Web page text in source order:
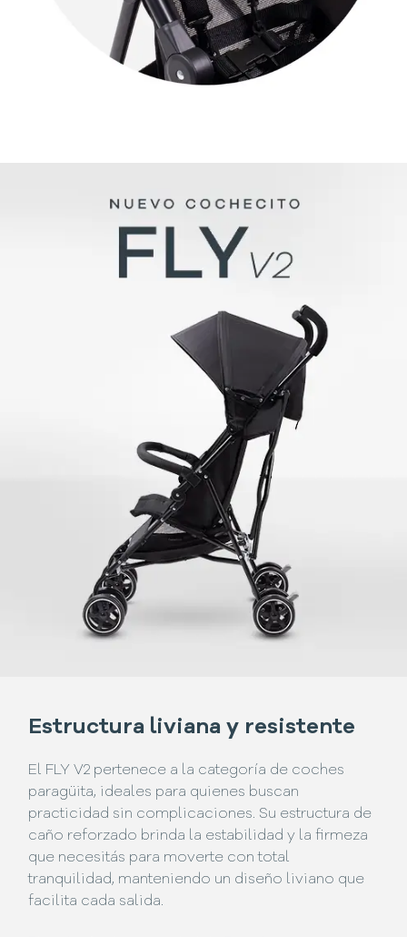
Estructura liviana y resistente
El FLY V2 pertenece a la categoría de coches
paragüita, ideales para quienes buscan
practicidad sin complicaciones. Su estructura de
caño reforzado brinda la estabilidad y la firmeza
que necesitás para moverte con total
tranquilidad, manteniendo un diseño liviano que
facilita cada salida.